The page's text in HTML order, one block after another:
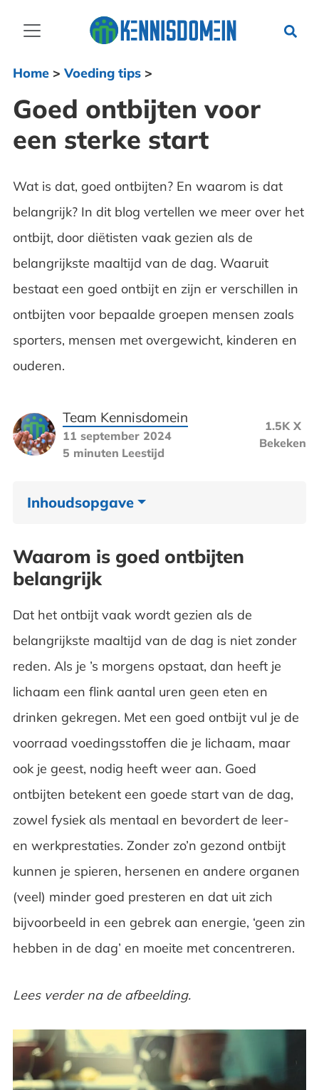
Home> Voeding tips>
Goed ontbijten voor
een sterke start
Wat is dat, goed ontbijten? En waarom is dat
belangrijk? In dit blog vertellen we meer over het
ontbijt, door diëtisten vaak gezien als de
belangrijkste maaltijd van de dag. Waaruit
bestaat een goed ontbijt en zijn er verschillen in
ontbijten voor bepaalde groepen mensen zoals
sporters, mensen met overgewicht, kinderen en
ouderen.
Team Kennisdomein
11 september 2024
5 minuten Leestijd
1.5K X
Bekeken
Inhoudsopgave
Wat is een goed ontbijt
Zoveel mensen, zoveel ontbijtjes
Waarom is goed ontbijten
belangrijk
Dat het ontbijt vaak wordt gezien als de
belangrijkste maaltijd van de dag is niet zonder
reden. Als je ’s morgens opstaat, dan heeft je
lichaam een flink aantal uren geen eten en
drinken gekregen. Met een goed ontbijt vul je de
voorraad voedingsstoffen die je lichaam, maar
ook je geest, nodig heeft weer aan. Goed
ontbijten betekent een goede start van de dag,
zowel fysiek als mentaal en bevordert de leer-
en werkprestaties. Zonder zo’n gezond ontbijt
kunnen je spieren, hersenen en andere organen
(veel) minder goed presteren en dat uit zich
bijvoorbeeld in een gebrek aan energie, ‘geen zin
hebben in de dag’ en moeite met concentreren.
Lees verder na de afbeelding.